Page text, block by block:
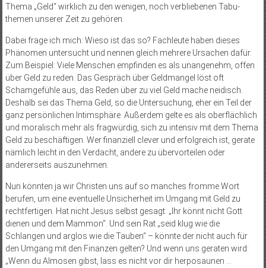
Thema „Geld“ wirklich zu den wenigen, noch verbliebenen Tabu-
themen unserer Zeit zu gehören.
Dabei frage ich mich: Wieso ist das so? Fachleute haben dieses
Phänomen untersucht und nennen gleich mehrere Ursachen dafür.
Zum Beispiel: Viele Menschen empfinden es als unangenehm, offen
über Geld zu reden. Das Gespräch über Geldmangel löst oft
Schamgefühle aus, das Reden über zu viel Geld mache neidisch.
Deshalb sei das Thema Geld, so die Untersuchung, eher ein Teil der
ganz persönlichen Intimsphäre. Außerdem gelte es als oberflächlich
und moralisch mehr als fragwürdig, sich zu intensiv mit dem Thema
Geld zu beschäftigen. Wer finanziell clever und erfolgreich ist, gerate
nämlich leicht in den Verdacht, andere zu übervorteilen oder
andererseits auszunehmen.
Nun könnten ja wir Christen uns auf so manches fromme Wort
berufen, um eine eventuelle Unsicherheit im Umgang mit Geld zu
rechtfertigen. Hat nicht Jesus selbst gesagt: „Ihr könnt nicht Gott
dienen und dem Mammon“. Und sein Rat „seid klug wie die
Schlangen und arglos wie die Tauben“ – könnte der nicht auch für
den Umgang mit den Finanzen gelten? Und wenn uns geraten wird:
„Wenn du Almosen gibst, lass es nicht vor dir herposaunen …